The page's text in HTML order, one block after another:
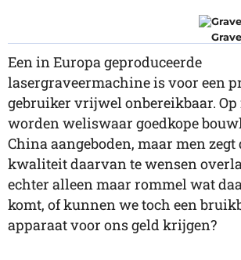
Een in Europa geproduceerde
lasergraveermachine is voor een
gebruiker vrijwel onbereikbaar.
worden weliswaar goedkope
China aangeboden, maar men zegt
kwaliteit daarvan te wensen
echter alleen maar rommel wat
komt, of kunnen we toch een
apparaat voor ons geld krijgen?